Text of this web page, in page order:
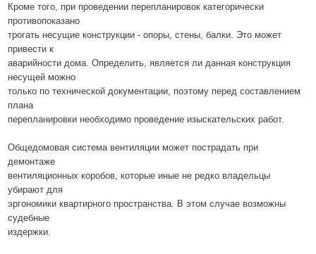
Кроме того, при проведении перепланировок категорически
противопоказано
трогать несущие конструкции - опоры, стены, балки. Это может
привести к
аварийности дома. Определить, является ли данная конструкция
несущей можно
только по технической документации, поэтому перед составлением
плана
перепланировки необходимо проведение изыскательских работ.
Общедомовая система вентиляции может пострадать при
демонтаже
вентиляционных коробов, которые иные не редко владельцы
убирают для
эргономики квартирного пространства. В этом случае возможны
судебные
издержки.